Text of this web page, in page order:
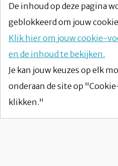
De inhoud op deze pagina
geblokkeerd om jouw
Klik hier om jouw cookie-
en de inhoud te bekijken.
Je kan jouw keuzes op elk
onderaan de site op
klikken."